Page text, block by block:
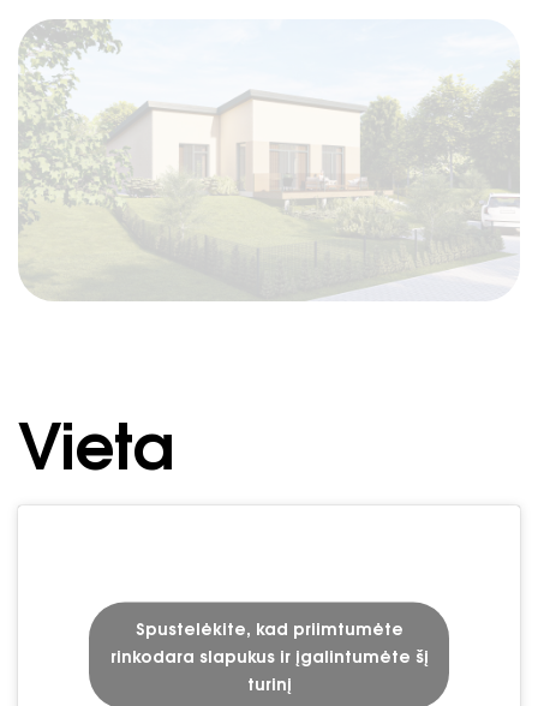
Vieta
Spustelėkite, kad priimtumėte
rinkodara slapukus ir įgalintumėte šį
turinį